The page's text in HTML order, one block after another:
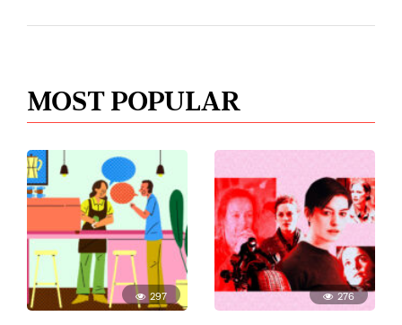
MOST POPULAR
297 276